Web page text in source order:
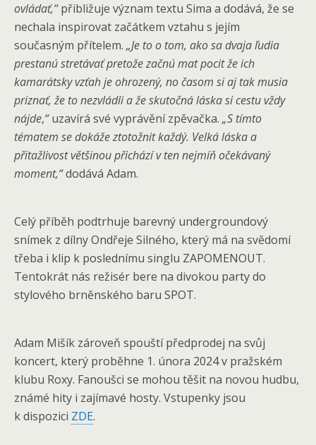
ovládať,“přibližuje význam textu Sima a dodává, že se
nechala inspirovat začátkem vztahu s jejím
současným přítelem. „Je to o tom, ako sa dvaja ľudia
prestanú stretávať pretože začnú mat pocit že ich
kamarátsky vzťah je ohrozený, no časom si aj tak musia
priznať, že to nezvládli a že skutočná láska si cestu vždy
nájde,“uzavírá své vyprávění zpěvačka. „S tímto
tématem se dokáže ztotožnit každý. Velká láska a
přitažlivost většinou přichází v ten nejmíň očekávaný
moment,“dodává Adam.
Celý příběh podtrhuje barevný undergroundový
snímek z dílny Ondřeje Silného, který má na svědomí
třeba i klip k poslednímu singlu ZAPOMENOUT.
Tentokrát nás režisér bere na divokou party do
stylového brněnského baru SPOT.
Adam Mišík zároveň spouští předprodej na svůj
koncert, který proběhne 1. února 2024 v pražském
klubu Roxy. Fanoušci se mohou těšit na novou hudbu,
známé hity i zajímavé hosty. Vstupenky jsou
k dispozici ZDE.